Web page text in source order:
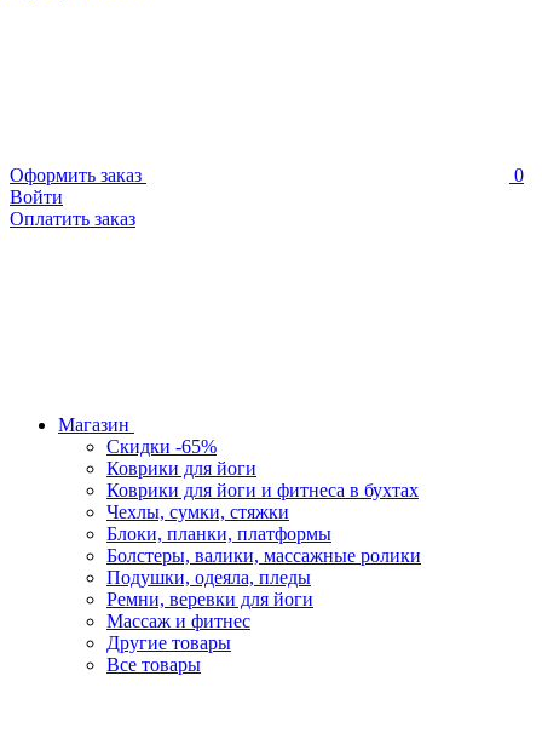
Оформить заказ
0
Войти
Оплатить заказ
Магазин
Скидки -65%
Коврики для йоги
Коврики для йоги и фитнеса в бухтах
Чехлы, сумки, стяжки
Блоки, планки, платформы
Болстеры, валики, массажные ролики
Подушки, одеяла, пледы
Ремни, веревки для йоги
Массаж и фитнес
Другие товары
Все товары